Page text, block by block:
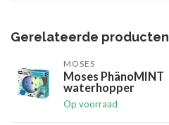
Gerelateerde producten
MOSES
Moses PhänoMINT
waterhopper
Op voorraad